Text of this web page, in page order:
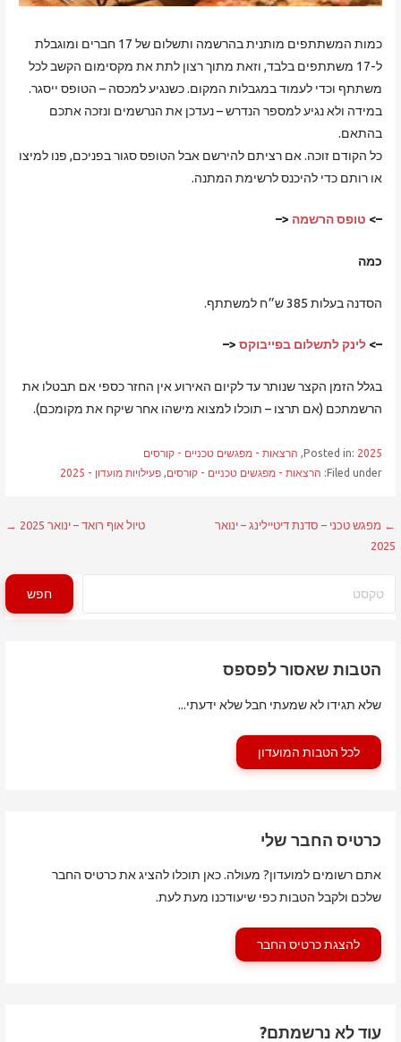
כמות המשתתפים מותנית בהרשמה ותשלום של 17 חברים ומוגבלת
ל-17 משתתפים בלבד, וזאת מתוך רצון לתת את מקסימום הקשב לכל
משתתף וכדי לעמוד במגבלות המקום. כשנגיע למכסה – הטופס ייסגר.
במידה ולא נגיע למספר הנדרש – נעדכן את הנרשמים ונזכה אתכם
בהתאם.
כל הקודם זוכה. אם רציתם להירשם אבל הטופס סגור בפניכם, פנו למיצו
או רותם כדי להיכנס לרשימת המתנה.
–> טופס הרשמה <–
כמה
הסדנה בעלות 385 ש״ח למשתתף.
–> לינק לתשלום בפייבוקס<–
בגלל הזמן הקצר שנותר עד לקיום האירוע אין החזר כספי אם תבטלו את
הרשמתכם (אם תרצו – תוכלו למצוא מישהו אחר שיקח את מקומכם).
Posted in: 2025
, הרצאות - מפגשים טכניים - קורסים
Filed under:
הרצאות - מפגשים טכניים - קורסים, פעילויות מועדון - 2025
ניווט
← מפגש טכני – סדנת דיטיילינג – ינואר
2025
טיול אוף רואד – ינואר 2025 →
חפש
הטבות שאסור לפספס
שלא תגידו לא שמעתי חבל שלא ידעתי...
לכל הטבות המועדון
כרטיס החבר שלי
אתם רשומים למועדון? מעולה. כאן תוכלו להציג את כרטיס החבר
שלכם ולקבל הטבות כפי שיעודכנו מעת לעת.
להצגת כרטיס החבר
עוד לא נרשמתם?